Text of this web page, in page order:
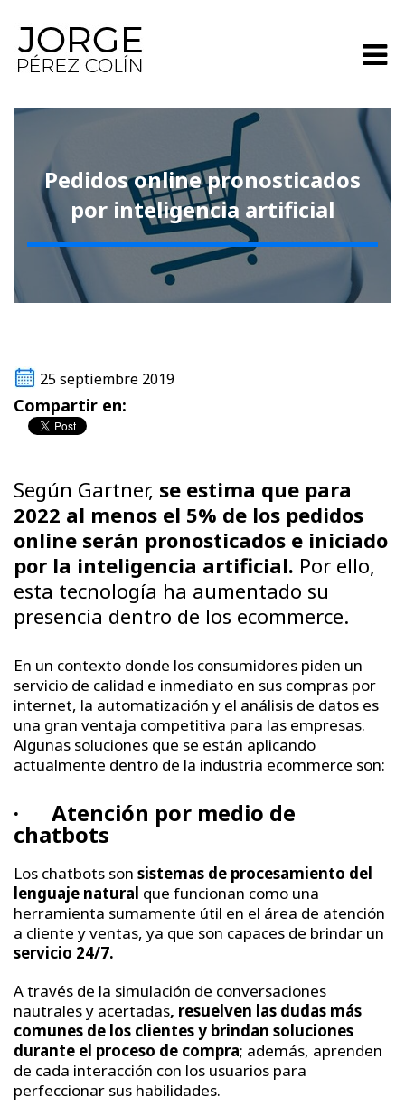
Pedidos online pronosticados
por inteligencia artificial
25 septiembre 2019
Compartir en:
Según Gartner, se estima que para
2022 al menos el 5% de los pedidos
online serán pronosticados e iniciado
por la inteligencia artificial. Por ello,
esta tecnología ha aumentado su
presencia dentro de los ecommerce.
En un contexto donde los consumidores piden un
servicio de calidad e inmediato en sus compras por
internet, la automatización y el análisis de datos es
una gran ventaja competitiva para las empresas.
Algunas soluciones que se están aplicando
actualmente dentro de la industria ecommerce son:
· Atención por medio de
chatbots
Los chatbots son sistemas de procesamiento del
lenguaje natural que funcionan como una
herramienta sumamente útil en el área de atención
a cliente y ventas, ya que son capaces de brindar un
servicio 24/7.
A través de la simulación de conversaciones
nautrales y acertadas, resuelven las dudas más
comunes de los clientesy brindan soluciones
durante el proceso de compra; además, aprenden
de cada interacción con los usuarios para
perfeccionar sus habilidades.